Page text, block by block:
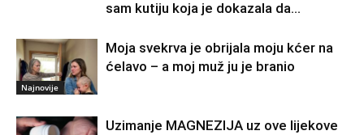
sam kutiju koja je dokazala da...
Najnovije
Moja svekrva je obrijala moju kćer na
ćelavo – a moj muž ju je branio
Uzimanje MAGNEZIJA uz ove lijekove